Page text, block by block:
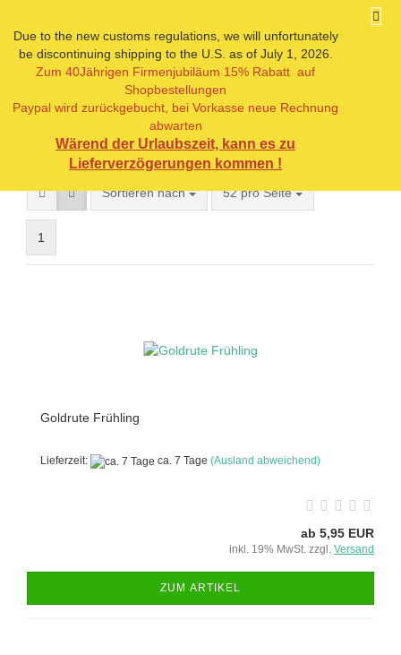
Due to the new customs regulations, we will unfortunately
be discontinuing shipping to the U.S. as of July 1, 2026.
Zum 40Jährigen Firmenjubiläum 15% Rabatt auf
Shopbestellungen
Paypal wird zurückgebucht, bei Vorkasse neue Rechnung
abwarten
Wärend der Urlaubszeit, kann es zu
Lieferverzögerungen kommen !
Sortieren nach 52 pro Seite
1
Goldrute Frühling
Lieferzeit: ca. 7 Tage (Ausland abweichend)
ab 5,95 EUR
inkl. 19% MwSt. zzgl. Versand
ZUM ARTIKEL